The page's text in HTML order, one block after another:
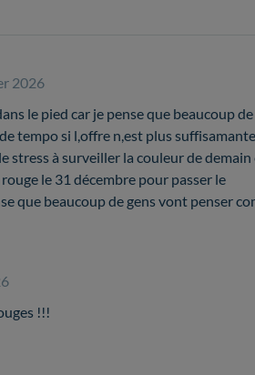
2026
le pied car je pense que beaucoup de
tempo si l,offre n,est plus suffisamante
stress à surveiller la couleur de demain
le 31 décembre pour passer le
que beaucoup de gens vont penser
!!!